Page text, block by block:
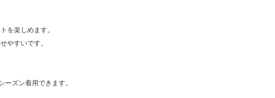
を楽しめます。
やすいです。
ズン着用できます。